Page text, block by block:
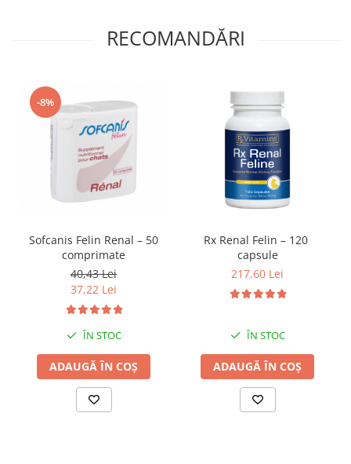
RECOMANDĂRI
-8%
Sofcanis Felin Renal – 50
comprimate
40,43 Lei
37,22 Lei
ÎN STOC
ADAUGĂ ÎN COȘ
Rx Renal Felin – 120
capsule
217,60 Lei
ÎN STOC
ADAUGĂ ÎN COȘ